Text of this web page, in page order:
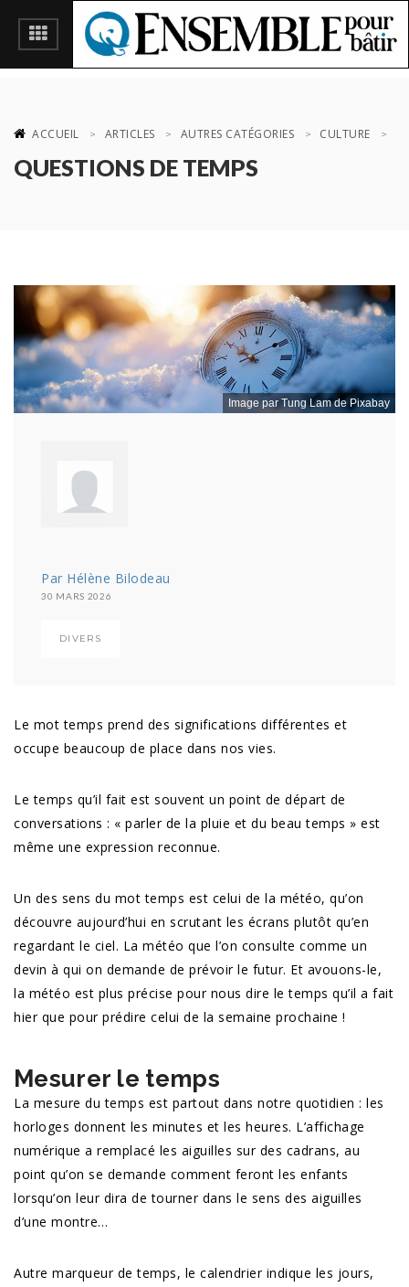
ACCUEIL ARTICLES AUTRES CATÉGORIES CULTURE
QUESTIONS DE TEMPS
Image par Tung Lam de Pixabay
Par Hélène Bilodeau
30 MARS 2026
DIVERS
Le mot temps prend des significations différentes et
occupe beaucoup de place dans nos vies.
Le temps qu’il fait est souvent un point de départ de
conversations : « parler de la pluie et du beau temps » est
même une expression reconnue.
Un des sens du mot temps est celui de la météo, qu’on
découvre aujourd’hui en scrutant les écrans plutôt qu’en
regardant le ciel. La météo que l’on consulte comme un
devin à qui on demande de prévoir le futur. Et avouons-le,
la météo est plus précise pour nous dire le temps qu’il a fait
hier que pour prédire celui de la semaine prochaine !
Mesurer le temps
La mesure du temps est partout dans notre quotidien : les
horloges donnent les minutes et les heures. L’affichage
numérique a remplacé les aiguilles sur des cadrans, au
point qu’on se demande comment feront les enfants
lorsqu’on leur dira de tourner dans le sens des aiguilles
d’une montre…
Autre marqueur de temps, le calendrier indique les jours,